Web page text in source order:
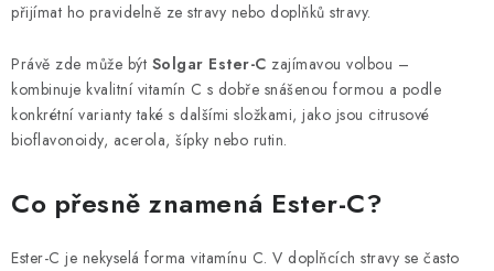
MARKI
Jak nakupovat
Obchodní podmínky
Natural Health Store
Słownik terminów
Mapa serwera
Moje zamówienie
přijímat ho pravidelně ze stravy nebo doplňků stravy.
Právě zde může být Solgar Ester-C zajímavou volbou –
kombinuje kvalitní vitamín C s dobře snášenou formou a podle
konkrétní varianty také s dalšími složkami, jako jsou citrusové
bioflavonoidy, acerola, šípky nebo rutin.
Co přesně znamená Ester-C?
Ester-C je nekyselá forma vitamínu C. V doplňcích stravy se často